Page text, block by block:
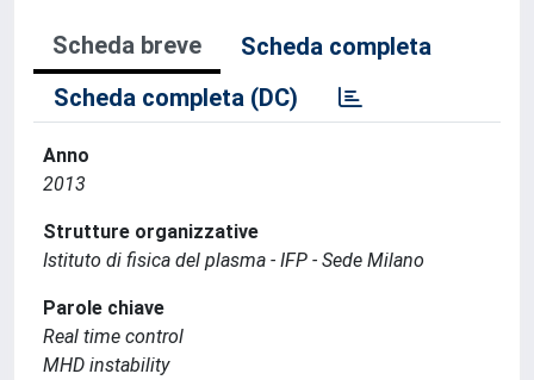
Scheda breve
Scheda completa
Scheda completa (DC)
Anno
2013
Strutture organizzative
Istituto di fisica del plasma - IFP - Sede Milano
Parole chiave
Real time control
MHD instability